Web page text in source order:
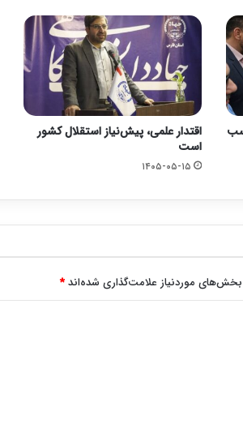
اقتدار علمی، پیش‌نیاز استقلال کشور
است
۱۴۰۵-۰۵-۱۵
بخش‌های موردنیاز علامت‌گذاری شده‌اند*